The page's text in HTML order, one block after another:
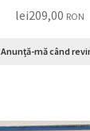
lei209,00 RON
Anunță-mă când